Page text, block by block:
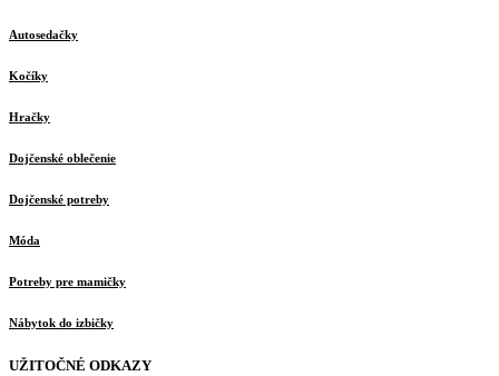
Autosedačky
Kočíky
Hračky
Dojčenské oblečenie
Dojčenské potreby
Móda
Potreby pre mamičky
Nábytok do izbičky
UŽITOČNÉ ODKAZY